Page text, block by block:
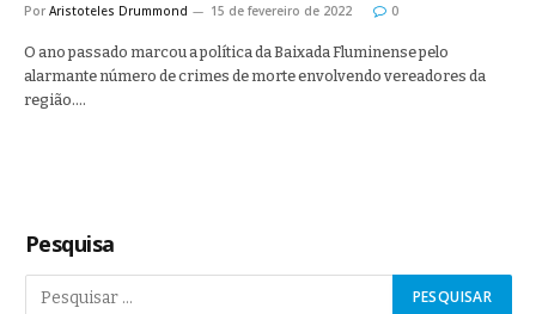
Por Aristoteles Drummond 15 de fevereiro de 2022 0
O ano passado marcou a política da Baixada Fluminense pelo
alarmante número de crimes de morte envolvendo vereadores da
região.…
Pesquisa